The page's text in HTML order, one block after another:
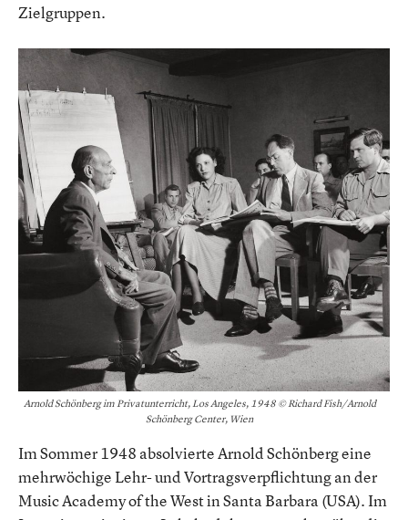
Zielgruppen.
Arnold Schönberg im Privatunterricht, Los Angeles, 1948 © Richard Fish/Arnold
Schönberg Center, Wien
Im Sommer 1948 absolvierte Arnold Schönberg eine
mehrwöchige Lehr- und Vortragsverpflichtung an der
Music Academy of the West in Santa Barbara (USA). Im